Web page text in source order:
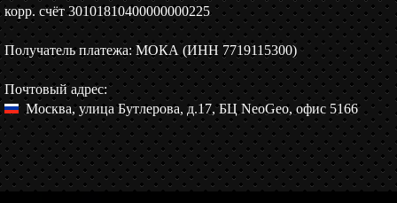
корр. счёт 30101810400000000225
Получатель платежа: МОКА (ИНН 7719115300)
Почтовый адрес:
Москва, улица Бутлерова, д.17, БЦ NeoGeo, офис 5166